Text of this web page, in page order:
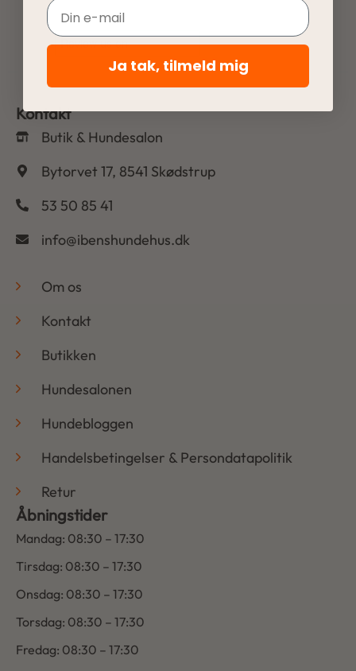
Kontakt
Butik & Hundesalon
Bytorvet 17, 8541 Skødstrup
53 50 85 41
info@ibenshundehus.dk
Om os
Kontakt
Butikken
Hundesalonen
Hundebloggen
Handelsbetingelser & Persondatapolitik
Retur
Åbningstider
Mandag: 08:30 – 17:30
Tirsdag: 08:30 – 17:30
Onsdag: 08:30 – 17:30
Torsdag: 08:30 – 17:30
Fredag: 08:30 – 17:30
Email
Ja tak, tilmeld mig